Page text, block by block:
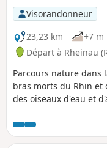
Visorandonneur
23,23 km
+7 m
Départ à Rheinau
Parcours nature dans
bras morts du Rhin
des oiseaux d'eau et
dense avec de